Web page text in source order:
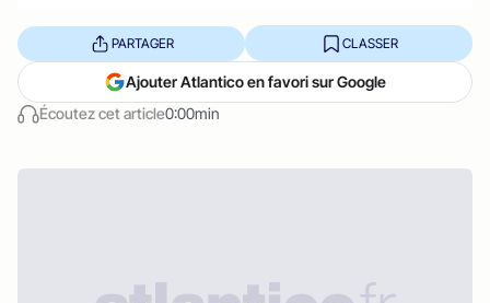
Écoutez cet article0:00min
PARTAGER CLASSER
Ajouter Atlantico en favori sur Google